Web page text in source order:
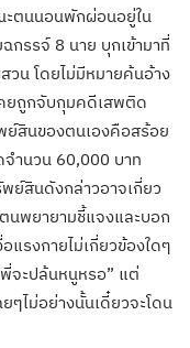
ะตนนอนพักผ่อนอยู่ใน
กรรจ์ 8 นาย บุกเข้ามาที่
วน โดยไม่มีหมายค้นอ้าง
ยถูกจับกุมคดีเสพติด
ย์สินของตนเองคือสร้อย
ำนวน 60,000 บาท
ย์สินดังกล่าวอาจเกี่ยว
พยายามชี้แจงและบอก
รงกายไม่เกี่ยวข้องใดๆ
จะปล้นหนูหรอ” แต่
ๆไม่อย่างนั้นเดี๋ยวจะโดน